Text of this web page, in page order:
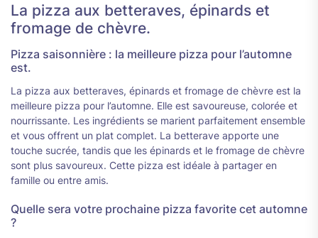
La pizza aux betteraves, épinards et
fromage de chèvre.
Pizza saisonnière : la meilleure pizza pour l’automne
est.
La pizza aux betteraves, épinards et fromage de chèvre est la
meilleure pizza pour l’automne. Elle est savoureuse, colorée et
nourrissante. Les ingrédients se marient parfaitement ensemble
et vous offrent un plat complet. La betterave apporte une
touche sucrée, tandis que les épinards et le fromage de chèvre
sont plus savoureux. Cette pizza est idéale à partager en
famille ou entre amis.
Quelle sera votre prochaine pizza favorite cet automne
?